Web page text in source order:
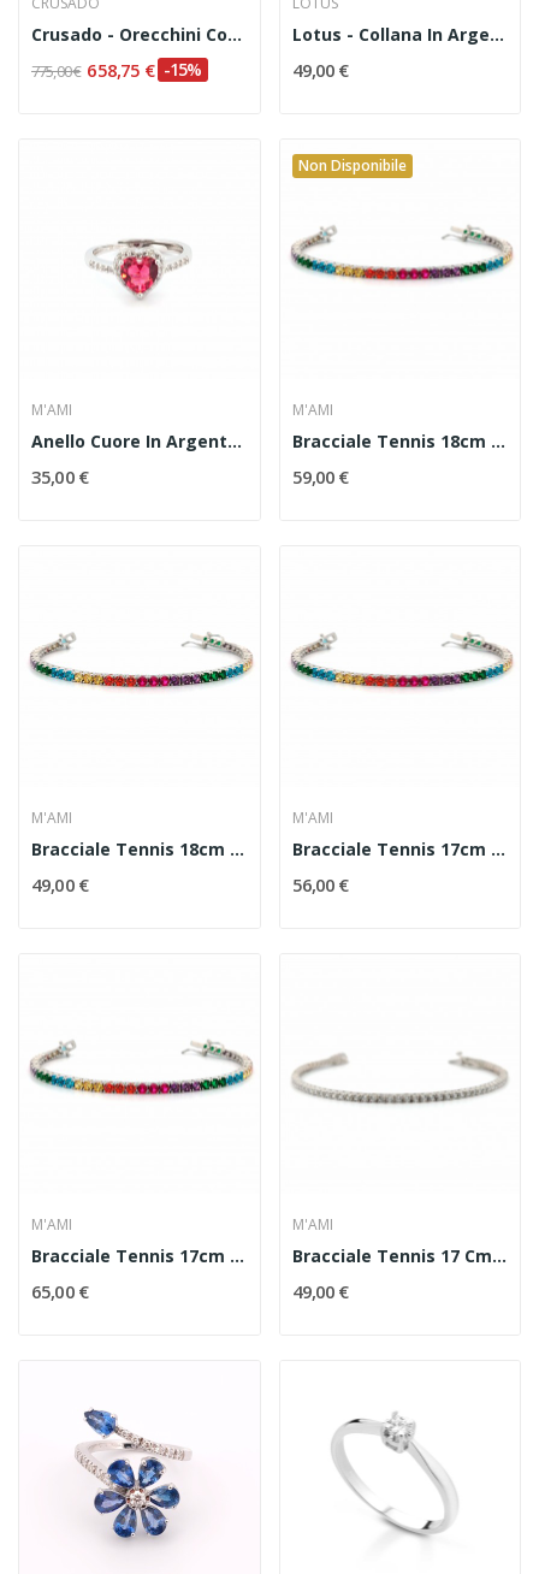
Crusado - Orecchini Con Zaffiri E Diamanti...
775,00 € 658,75 € -15%
Lotus - Collana In Argento 925 Codice LP3115/1/1
49,00 €
M'AMI
Anello Cuore In Argento 925
35,00 €
Non Disponibile
M'AMI
Bracciale Tennis 18cm In Argento Con Zirconi...
59,00 €
M'AMI
Bracciale Tennis 18cm In Argento Con Zirconi...
49,00 €
M'AMI
Bracciale Tennis 17cm In Argento Con Zirconi...
56,00 €
M'AMI
Bracciale Tennis 17cm In Argento Con Zirconi...
65,00 €
M'AMI
Bracciale Tennis 17 Cm In Argento Con Zirconi...
49,00 €